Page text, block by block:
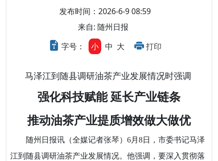
发布时间：2026-6-9 08:59
来自: 随州日报
字号：
小 中 大 打印
马泽江到随县调研油茶产业发展情况时强调
强化科技赋能 延长产业链条
推动油茶产业提质增效做大做优
随州日报讯（全媒记者张琴）6月8日，市委书记马泽
江到随县调研油茶产业发展情况。他强调，要深入贯彻落